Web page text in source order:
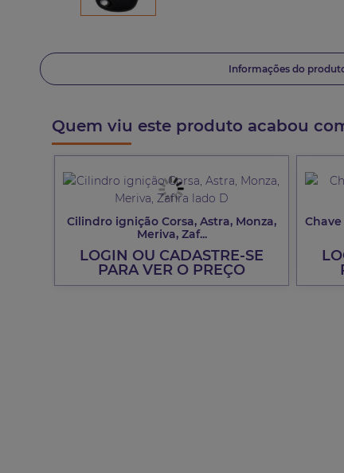
Informações do
Quem viu este produto acabou
Cilindro ignição Corsa, Astra, Monza,
Meriva, Zaf...
LOGIN OU CADASTRE-SE
PARA VER O PREÇO
Chave